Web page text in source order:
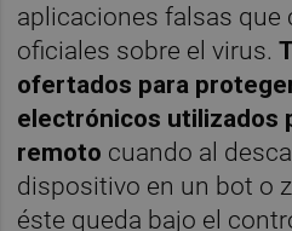
aplicaciones falsas que
oficiales sobre el virus.
ofertados para
electrónicos utilizados
remoto cuando al
dispositivo en un bot o
éste queda bajo el